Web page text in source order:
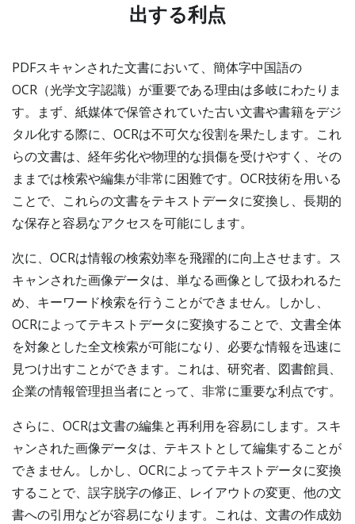
出する利点
PDFスキャンされた文書において、簡体字中国語の
OCR（光学文字認識）が重要である理由は多岐にわたりま
す。まず、紙媒体で保管されていた古い文書や書籍をデジ
タル化する際に、OCRは不可欠な役割を果たします。これ
らの文書は、経年劣化や物理的な損傷を受けやすく、その
ままでは検索や編集が非常に困難です。OCR技術を用いる
ことで、これらの文書をテキストデータに変換し、長期的
な保存と容易なアクセスを可能にします。
次に、OCRは情報の検索効率を飛躍的に向上させます。ス
キャンされた画像データは、単なる画像として扱われるた
め、キーワード検索を行うことができません。しかし、
OCRによってテキストデータに変換することで、文書全体
を対象とした全文検索が可能になり、必要な情報を迅速に
見つけ出すことができます。これは、研究者、図書館員、
企業の情報管理担当者にとって、非常に重要な利点です。
さらに、OCRは文書の編集と再利用を容易にします。スキ
ャンされた画像データは、テキストとして編集することが
できません。しかし、OCRによってテキストデータに変換
することで、誤字脱字の修正、レイアウトの変更、他の文
書への引用などが容易になります。これは、文書の作成効